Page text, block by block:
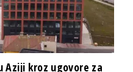
Aziji kroz ugovore za